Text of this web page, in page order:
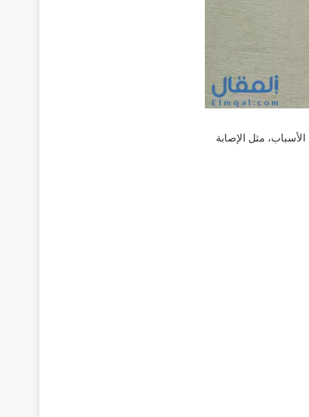
مثل الإصابة